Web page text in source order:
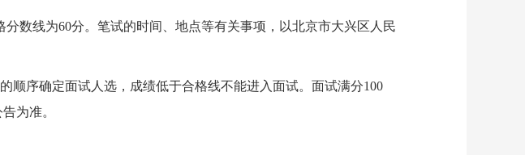
线为60分。笔试的时间、地点等有关事项，以北京市大兴区人民
序确定面试人选，成绩低于合格线不能进入面试。面试满分100
为准。